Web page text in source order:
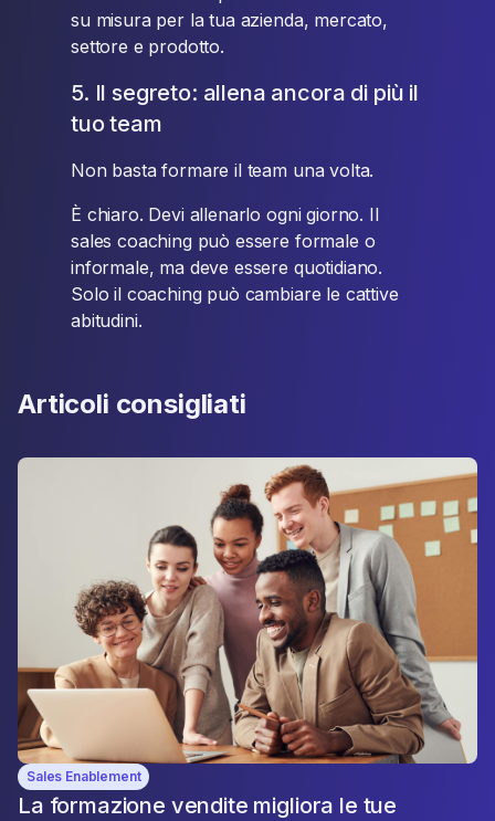
su misura per la tua azienda, mercato,
settore e prodotto.
5. Il segreto: allena ancora di più il
tuo team
Non basta formare il team una volta.
È chiaro. Devi allenarlo ogni giorno. Il
sales coaching può essere formale o
informale, ma deve essere quotidiano.
Solo il coaching può cambiare le cattive
abitudini.
Articoli consigliati
Sales Enablement
La formazione vendite migliora le tue